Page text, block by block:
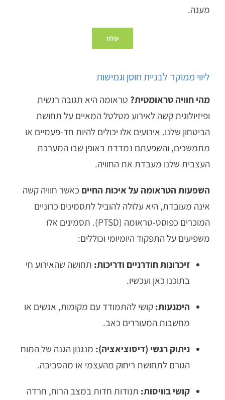
מענה.
ליווי ממוקד לבניית חוסן וגמישות
מהי חוויה טראומטית? טראומה היא תגובה רגשית
ופיזיולוגית קשה לאירוע מטלטל המאיים על תחושת
הביטחון שלנו. אירועים אלו יכולים להיות חד-פעמיים או
מתמשכים, והשפעתם נמדדת באופן שבו המערכת
העצבית שלנו מעבדת את החוויה.
השפעות הטראומה על איכות החיים כאשר חוויה קשה
אינה מעובדת, היא עלולה להוביל לתסמינים כרוניים
המוכרים כפוסט-טראומה (PTSD). תסמינים אלו
משפיעים על התפקוד היומיומי וכוללים:
זיכרונות חודרניים ודריכות: תחושה שהאירוע חי
בתוכנו כאן ועכשיו.
הימנעות: קושי להתמודד עם מקומות, אנשים או
מחשבות המעוררים כאב.
ניתוק רגשי (דיסוציאציה): מנגנון הגנה של המוח
הגורם לתחושת ריחוק מהעצמי או מהסביבה.
קושי בוויסות: תנודות חדות במצב הרוח, חרדה